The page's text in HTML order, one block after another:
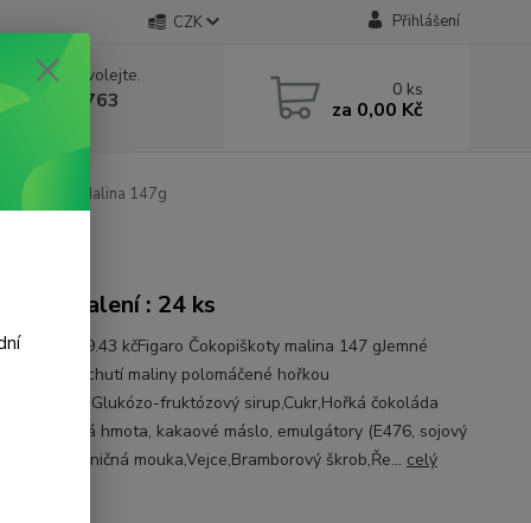
CZK Přihlášení
rady? Zavolejte.
388 763
8 - 14h
0 ks
za 0,00 Kč
Malina 147g
balení : 24 ks
1 kg je 309.43 kčFigaro Čokopiškoty malina 147 gJemné
s želé s příchutí maliny polomáčené hořkou
:Glukózo-fruktózový sirup,Cukr,Hořká čokoláda
kakaová hmota, kakaové máslo, emulgátory (E476, sojový
aroma],Pšeničná mouka,Vejce,Bramborový škrob,Ře... celý